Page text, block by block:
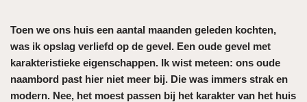
Toen we ons huis een aantal maanden geleden kochten,
was ik opslag verliefd op de gevel. Een oude gevel met
karakteristieke eigenschappen. Ik wist meteen: ons oude
naambord past hier niet meer bij. Die was immers strak en
modern. Nee, het moest passen bij het karakter van het huis